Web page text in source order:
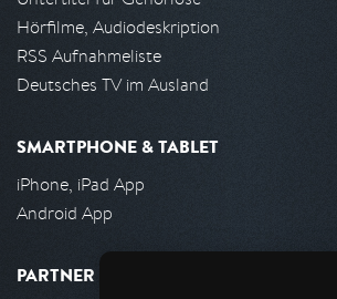
Hörfilme, Audiodeskription
RSS Aufnahmeliste
Deutsches TV im Ausland
SMARTPHONE & TABLET
iPhone, iPad App
Android App
PARTNER